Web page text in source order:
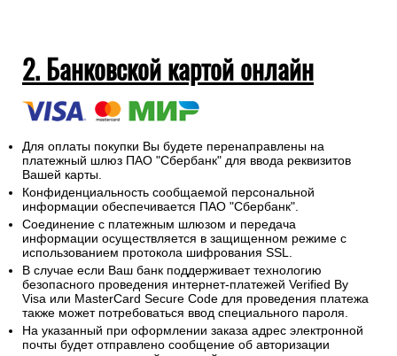
2. Банковской картой онлайн
Для оплаты покупки Вы будете перенаправлены на
платежный шлюз ПАО "Сбербанк" для ввода реквизитов
Вашей карты.
Конфиденциальность сообщаемой персональной
информации обеспечивается ПАО "Сбербанк".
Соединение с платежным шлюзом и передача
информации осуществляется в защищенном режиме с
использованием протокола шифрования SSL.
В случае если Ваш банк поддерживает технологию
безопасного проведения интернет-платежей Verified By
Visa или MasterCard Secure Code для проведения платежа
также может потребоваться ввод специального пароля.
На указанный при оформлении заказа адрес электронной
почты будет отправлено сообщение об авторизации